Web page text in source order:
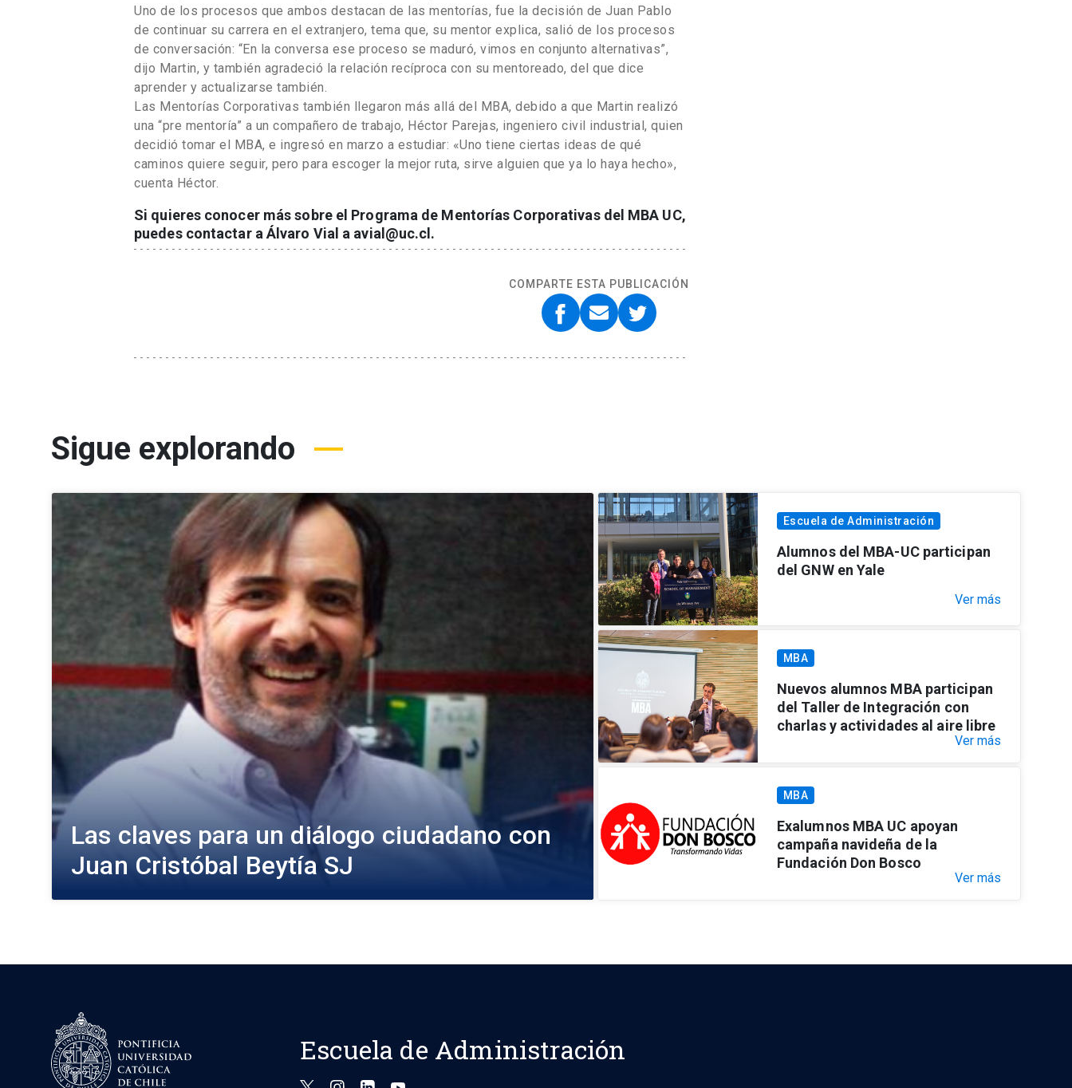
Uno de los procesos que ambos destacan de las mentorías, fue la decisión de Juan Pablo
de continuar su carrera en el extranjero, tema que, su mentor explica, salió de los procesos
de conversación: “En la conversa ese proceso se maduró, vimos en conjunto alternativas”,
dijo Martin, y también agradeció la relación recíproca con su mentoreado, del que dice
aprender y actualizarse también.
Las Mentorías Corporativas también llegaron más allá del MBA, debido a que Martin realizó
una “pre mentoría” a un compañero de trabajo, Héctor Parejas, ingeniero civil industrial, quien
decidió tomar el MBA, e ingresó en marzo a estudiar: «Uno tiene ciertas ideas de qué
caminos quiere seguir, pero para escoger la mejor ruta, sirve alguien que ya lo haya hecho»,
cuenta Héctor.
Si quieres conocer más sobre el Programa de Mentorías Corporativas del MBA UC,
puedes contactar a Álvaro Vial a avial@uc.cl.
COMPARTE ESTA PUBLICACIÓN
Sigue explorando
Las claves para un diálogo ciudadano con
Juan Cristóbal Beytía SJ
Escuela de Administración
Alumnos del MBA-UC participan
del GNW en Yale
Ver más
MBA
Nuevos alumnos MBA participan
del Taller de Integración con
charlas y actividades al aire libre
Ver más
MBA
Exalumnos MBA UC apoyan
campaña navideña de la
Fundación Don Bosco
Ver más
Escuela de Administración